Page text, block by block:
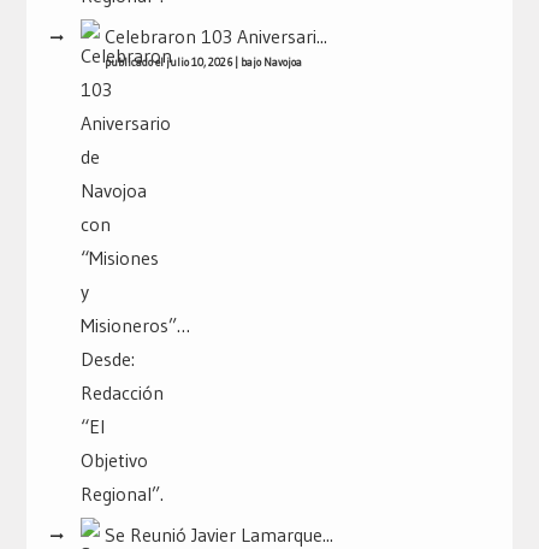
Celebraron 103 Aniversari...
publicado el julio 10, 2026| bajo Navojoa
Se Reunió Javier Lamarque...